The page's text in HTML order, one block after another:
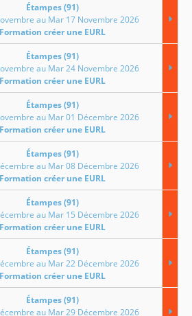
Étampes (91)
au Mar 17 Novembre 2026
Formation créer une EURL
Étampes (91)
au Mar 24 Novembre 2026
Formation créer une EURL
Étampes (91)
au Mar 01 Décembre 2026
Formation créer une EURL
Étampes (91)
au Mar 08 Décembre 2026
Formation créer une EURL
Étampes (91)
au Mar 15 Décembre 2026
Formation créer une EURL
Étampes (91)
au Mar 22 Décembre 2026
Formation créer une EURL
Étampes (91)
au Mar 29 Décembre 2026